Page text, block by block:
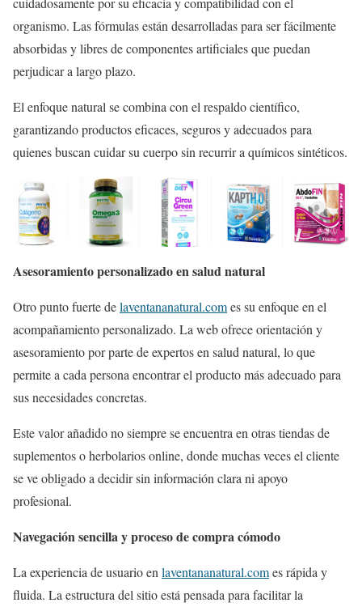
organismo. Las fórmulas están desarrolladas para ser fácilmente
absorbidas y libres de componentes artificiales que puedan
perjudicar a largo plazo.
El enfoque natural se combina con el respaldo científico,
garantizando productos eficaces, seguros y adecuados para
quienes buscan cuidar su cuerpo sin recurrir a químicos sintéticos.
Asesoramiento personalizado en salud natural
Otro punto fuerte delaventananatural.comes su enfoque en el
acompañamiento personalizado. La web ofrece orientación y
asesoramiento por parte de expertos en salud natural, lo que
permite a cada persona encontrar el producto más adecuado para
sus necesidades concretas.
Este valor añadido no siempre se encuentra en otras tiendas de
suplementos o herbolarios online, donde muchas veces el cliente
se ve obligado a decidir sin información clara ni apoyo
profesional.
Navegación sencilla y proceso de compra cómodo
La experiencia de usuario en laventananatural.comes rápida y
fluida. La estructura del sitio está pensada para facilitar la